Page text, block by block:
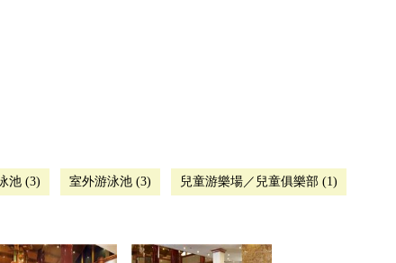
池 (3) 室外游泳池 (3) 兒童游樂場／兒童俱樂部 (1)